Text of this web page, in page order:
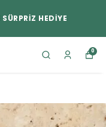
HEDİYE
0